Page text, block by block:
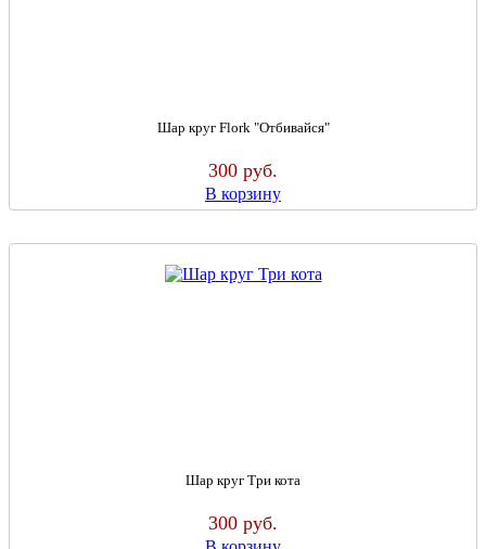
Шар круг Flork "Отбивайся"
300 руб.
В корзину
Шар круг Три кота
300 руб.